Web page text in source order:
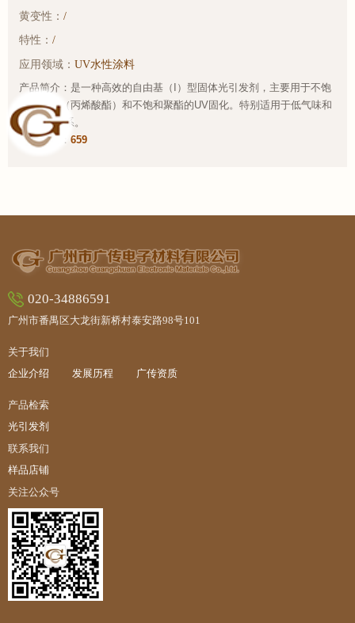
黄变性：/
特性：/
应用领域：UV水性涂料
产品简介：是一种高效的自由基（I）型固体光引发剂，主要用于不饱
和预聚物（丙烯酸酯）和不饱和聚酯的UV固化。特别适用于低气味和
水性UV体系。
样品链接：659
关于我们
企业介绍 发展历程 广传资质
产品检索
光引发剂
联系我们
样品店铺
关注公众号
020-34886591
广州市番禺区大龙街新桥村泰安路98号101